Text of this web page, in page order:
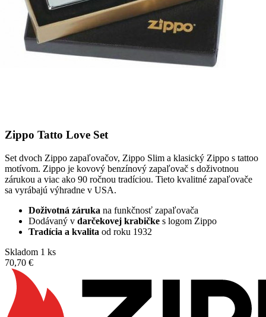
Zippo Tatto Love Set
Set dvoch Zippo zapaľovačov, Zippo Slim a klasický Zippo s tattoo
motívom. Zippo je kovový benzínový zapaľovač s doživotnou
zárukou a viac ako 90 ročnou tradíciou. Tieto kvalitné zapaľovače
sa vyrábajú výhradne v USA.
Doživotná záruka na funkčnosť zapaľovača
Dodávaný v darčekovej krabičke s logom Zippo
Tradícia a kvalita od roku 1932
Skladom 1 ks
70,70 €